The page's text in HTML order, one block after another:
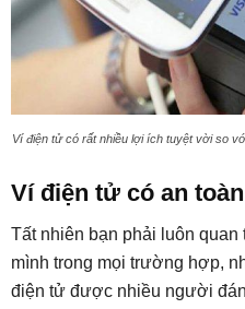
Ví điện tử có rất nhiều lợi ích tuyệt vời so
Ví điện tử có an
Tất nhiên bạn phải luôn quan
mình trong mọi trường hợp,
điện tử được nhiều người